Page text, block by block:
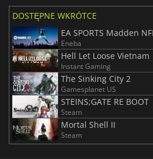
DOSTĘPNE WKRÓTCE
EA SPORTS Madden
Eneba
Hell Let Loose Vietnam
Instant Gaming
The Sinking City 2
Gamesplanet US
STEINS;GATE RE BOOT
Steam
Mortal Shell II
Steam